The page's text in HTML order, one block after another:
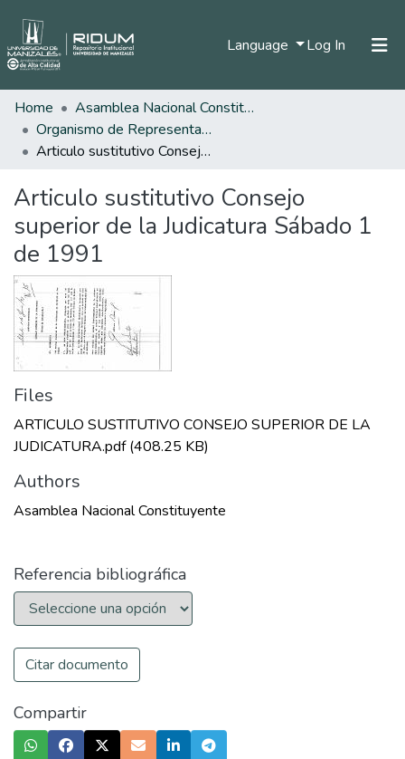
Language Log In (current)
Statistics
Home
Asamblea Nacional Constituyente
Organismo de Representantes Constituyente
Articulo sustitutivo Consejo superior de la Judicatura Sábado 1 de 1991
Articulo sustitutivo Consejo
superior de la Judicatura Sábado 1
de 1991
Files
ARTICULO SUSTITUTIVO CONSEJO SUPERIOR DE LA
JUDICATURA.pdf(408.25 KB)
Authors
Asamblea Nacional Constituyente
Referencia bibliográfica
Citar documento
Compartir